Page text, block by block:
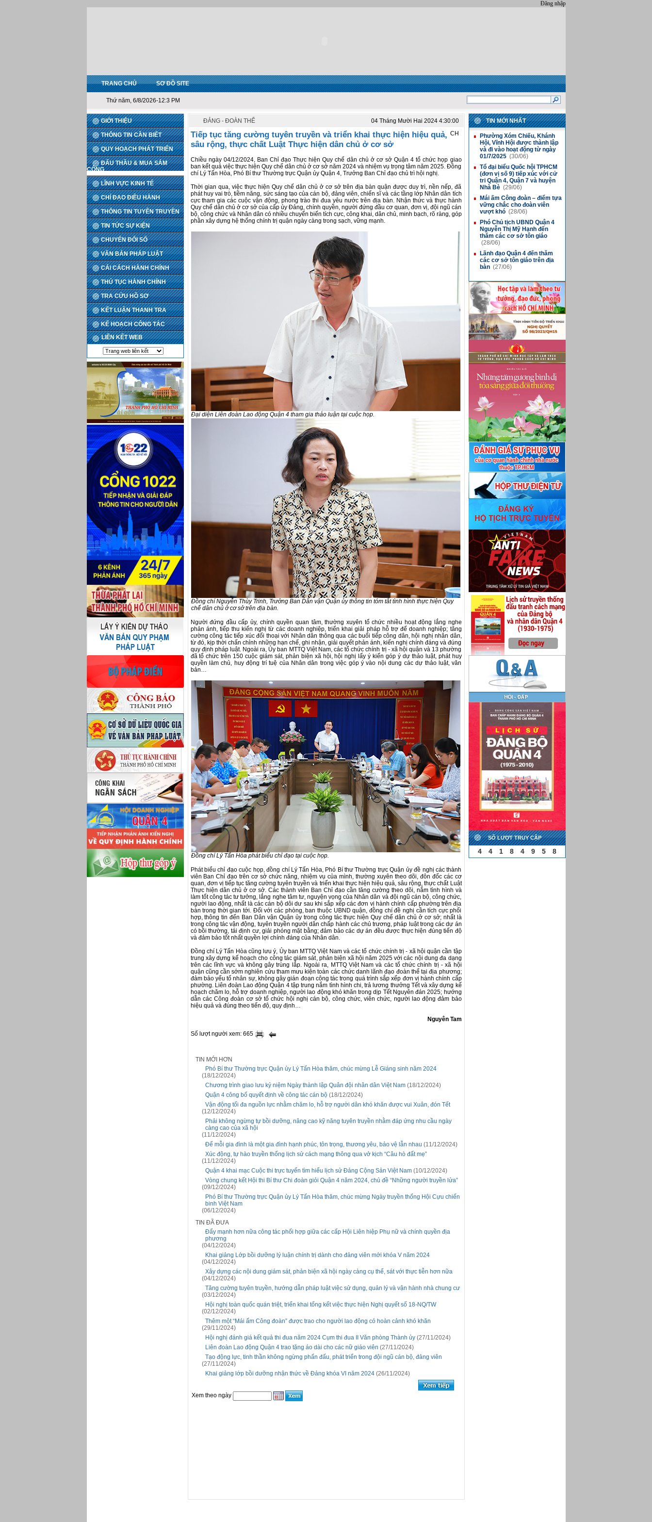
Đăng nhập
TRANG CHỦ SƠ ĐỒ SITE
Thứ năm, 6/8/2026-12:3 PM
GIỚI THIỆU
THÔNG TIN CẦN BIẾT
QUY HOẠCH PHÁT TRIỂN
ĐẤU THẦU & MUA SẮM
CÔNG
LĨNH VỰC KINH TẾ
CHỈ ĐẠO ĐIỀU HÀNH
THÔNG TIN TUYÊN TRUYỀN
TIN TỨC SỰ KIỆN
CHUYỂN ĐỔI SỐ
VĂN BẢN PHÁP LUẬT
CẢI CÁCH HÀNH CHÍNH
THỦ TỤC HÀNH CHÍNH
TRA CỨU HỒ SƠ
KẾT LUẬN THANH TRA
KẾ HOẠCH CÔNG TÁC
LIÊN KẾT WEB
ĐẢNG - ĐOÀN THỂ
04 Tháng Mười Hai 2024 4:30:00
CH
Tiếp tục tăng cường tuyên truyền và triển khai thực hiện hiệu quả,
sâu rộng, thực chất Luật Thực hiện dân chủ ở cơ sở
Chiều ngày 04/12/2024, Ban Chỉ đạo Thực hiện Quy chế dân chủ ở cơ sở Quận 4 tổ chức họp giao
ban kết quả việc thực hiện Quy chế dân chủ ở cơ sở năm 2024 và nhiệm vụ trọng tâm năm 2025. Đồng
chí Lý Tấn Hòa, Phó Bí thư Thường trực Quận ủy Quận 4, Trưởng Ban Chỉ đạo chủ trì hội nghị.
Thời gian qua, việc thực hiện Quy chế dân chủ ở cơ sở trên địa bàn quận được duy trì, nền nếp, đã
phát huy vai trò, tiềm năng, sức sáng tạo của cán bộ, đảng viên, chiến sĩ và các tầng lớp Nhân dân tích
cực tham gia các cuộc vận động, phong trào thi đua yêu nước trên địa bàn. Nhận thức và thực hành
Quy chế dân chủ ở cơ sở của cấp ủy Đảng, chính quyền, người đứng đầu cơ quan, đơn vị, đội ngũ cán
bộ, công chức và Nhân dân có nhiều chuyển biến tích cực, công khai, dân chủ, minh bạch, rõ ràng, góp
phần xây dựng hệ thống chính trị quận ngày càng trong sạch, vững mạnh.
Đại diện Liên đoàn Lao động Quận 4 tham gia thảo luận tại cuộc họp.
Đồng chí Nguyễn Thùy Trinh, Trưởng Ban Dân vận Quận ủy thông tin tóm tắt tình hình thực hiện Quy
chế dân chủ ở cơ sở trên địa bàn.
Người đứng đầu cấp ủy, chính quyền quan tâm, thường xuyên tổ chức nhiều hoạt động lắng nghe
phản ánh, tiếp thu kiến nghị từ các doanh nghiệp, triển khai giải pháp hỗ trợ để doanh nghiệp; tăng
cường công tác tiếp xúc đối thoại với Nhân dân thông qua các buổi tiếp công dân, hội nghị nhân dân,
từ đó, kịp thời chấn chỉnh những hạn chế, ghi nhận, giải quyết phản ánh, kiến nghị chính đáng và đúng
quy định pháp luật. Ngoài ra, Ủy ban MTTQ Việt Nam, các tổ chức chính trị - xã hội quận và 13 phường
đã tổ chức trên 150 cuộc giám sát, phản biện xã hội, hội nghị lấy ý kiến góp ý dự thảo luật, phát huy
quyền làm chủ, huy động trí tuệ của Nhân dân trong việc góp ý vào nội dung các dự thảo luật, văn
bản…
Đồng chí Lý Tấn Hòa phát biểu chỉ đạo tại cuộc họp.
Phát biểu chỉ đạo cuộc họp, đồng chí Lý Tấn Hòa, Phó Bí thư Thường trực Quận ủy đề nghị các thành
viên Ban Chỉ đạo trên cơ sở chức năng, nhiệm vụ của mình, thường xuyên theo dõi, đôn đốc các cơ
quan, đơn vị tiếp tục tăng cường tuyên truyền và triển khai thực hiện hiệu quả, sâu rộng, thực chất Luật
Thực hiện dân chủ ở cơ sở. Các thành viên Ban Chỉ đạo cần tăng cường theo dõi, nắm tình hình và
làm tốt công tác tư tưởng, lắng nghe tâm tư, nguyện vọng của Nhân dân và đội ngũ cán bộ, công chức,
người lao động, nhất là các cán bộ dôi dư sau khi sắp xếp các đơn vị hành chính cấp phường trên địa
bàn trong thời gian tới. Đối với các phòng, ban thuộc UBND quận, đồng chí đề nghị cần tích cực phối
hợp, thông tin đến Ban Dân vận Quận ủy trong công tác thực hiện Quy chế dân chủ ở cơ sở; nhất là
trong công tác vận động, tuyên truyền người dân chấp hành các chủ trương, pháp luật trong các dự án
có bồi thường, tái định cư, giải phóng mặt bằng; đảm bảo các dự án đều được thực hiện đúng tiến độ
và đảm bảo tốt nhất quyền lợi chính đáng của Nhân dân.
Đồng chí Lý Tấn Hòa cũng lưu ý, Ủy ban MTTQ Việt Nam và các tổ chức chính trị - xã hội quận cần tập
trung xây dựng kế hoạch cho công tác giám sát, phản biện xã hội năm 2025 với các nội dung đa dạng
trên các lĩnh vực và không gây trùng lắp. Ngoài ra, MTTQ Việt Nam và các tổ chức chính trị - xã hội
quận cũng cần sớm nghiên cứu tham mưu kiện toàn các chức danh lãnh đạo đoàn thể tại địa phương;
đảm bảo yếu tố nhân sự, không gây gián đoạn công tác trong quá trình sắp xếp đơn vị hành chính cấp
phường. Liên đoàn Lao động Quận 4 tập trung nắm tình hình chi, trả lương thưởng Tết và xây dựng kế
hoạch chăm lo, hỗ trợ doanh nghiệp, người lao động khó khăn trong dịp Tết Nguyên đán 2025; hướng
dẫn các Công đoàn cơ sở tổ chức hội nghị cán bộ, công chức, viên chức, người lao động đảm bảo
hiệu quả và đúng theo tiến độ, quy định…
Nguyên Tam
Số lượt người xem: 665
TIN MỚI HƠN
Phó Bí thư Thường trực Quận ủy Lý Tấn Hòa thăm, chúc mừng Lễ Giáng sinh năm 2024
(18/12/2024)
Chương trình giao lưu kỷ niệm Ngày thành lập Quân đội nhân dân Việt Nam(18/12/2024)
Quận 4 công bố quyết định về công tác cán bộ(18/12/2024)
Vận động tối đa nguồn lực nhằm chăm lo, hỗ trợ người dân khó khăn được vui Xuân, đón Tết
(12/12/2024)
Phải không ngừng tự bồi dưỡng, nâng cao kỹ năng tuyên truyền nhằm đáp ứng nhu cầu ngày
càng cao của xã hội
(11/12/2024)
Để mỗi gia đình là một gia đình hạnh phúc, tôn trọng, thương yêu, bảo vệ lẫn nhau (11/12/2024)
Xúc động, tự hào truyền thống lịch sử cách mạng thông qua vở kịch “Câu hò đất mẹ”
(11/12/2024)
Quận 4 khai mạc Cuộc thi trực tuyến tìm hiểu lịch sử Đảng Cộng Sản Việt Nam(10/12/2024)
Vòng chung kết Hội thi Bí thư Chi đoàn giỏi Quận 4 năm 2024, chủ đề “Những người truyền lửa”
(09/12/2024)
Phó Bí thư Thường trực Quận ủy Lý Tấn Hòa thăm, chúc mừng Ngày truyền thống Hội Cựu chiến
binh Việt Nam
(06/12/2024)
TIN ĐÃ ĐƯA
Đẩy mạnh hơn nữa công tác phối hợp giữa các cấp Hội Liên hiệp Phụ nữ và chính quyền địa
phương
(04/12/2024)
Khai giảng Lớp bồi dưỡng lý luận chính trị dành cho đảng viên mới khóa V năm 2024
(04/12/2024)
Xây dựng các nội dung giám sát, phản biện xã hội ngày càng cụ thể, sát với thực tiễn hơn nữa
(04/12/2024)
Tăng cường tuyên truyền, hướng dẫn pháp luật việc sử dụng, quản lý và vận hành nhà chung cư
(03/12/2024)
Hội nghị toàn quốc quán triệt, triển khai tổng kết việc thực hiện Nghị quyết số 18-NQ/TW
(02/12/2024)
Thêm một “Mái ấm Công đoàn” được trao cho người lao động có hoàn cảnh khó khăn
(29/11/2024)
Hội nghị đánh giá kết quả thi đua năm 2024 Cụm thi đua II Văn phòng Thành ủy(27/11/2024)
Liên đoàn Lao động Quận 4 trao tặng áo dài cho các nữ giáo viên (27/11/2024)
Tạo động lực, tinh thần không ngừng phấn đấu, phát triển trong đội ngũ cán bộ, đảng viên
(27/11/2024)
Khai giảng lớp bồi dưỡng nhận thức về Đảng khóa VI năm 2024(26/11/2024)
Xem theo ngày
TIN MỚI NHẤT
■
Phường Xóm Chiếu, Khánh
Hội, Vĩnh Hội được thành lập
và đi vào hoạt động từ ngày
01/7/2025 (30/06)
■ Tổ đại biểu Quốc hội TPHCM
(đơn vị số 9) tiếp xúc với cử
tri Quận 4, Quận 7 và huyện
Nhà Bè (29/06)
■
Mái ấm Công đoàn – điểm tựa
vững chắc cho đoàn viên
vượt khó (28/06)
■
Phó Chủ tịch UBND Quận 4
Nguyễn Thị Mỹ Hạnh đến
thăm các cơ sở tôn giáo
(28/06)
■
Lãnh đạo Quận 4 đến thăm
các cơ sở tôn giáo trên địa
bàn (27/06)
SỐ LƯỢT TRUY CẬP
4 4 1 8 4 9 5 8